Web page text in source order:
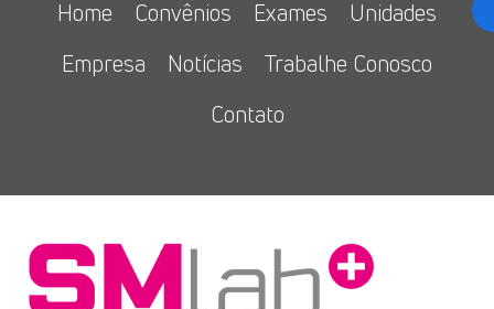
Home Convênios Exames
Unidades
Empresa
Notícias
Trabalhe Conosco
Contato